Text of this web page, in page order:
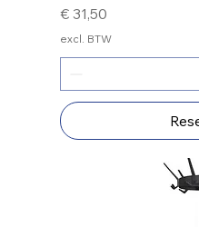
Prijs
€ 31,50
excl. BTW